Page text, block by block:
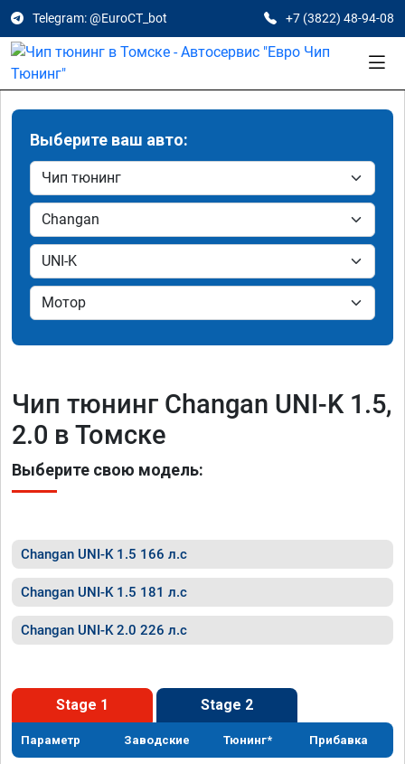
Telegram: @EuroCT_bot +7 (3822) 48-94-08
Выберите ваш авто:
Чип тюнинг Changan UNI-K 1.5,
2.0 в Томске
Выберите свою модель:
Changan UNI-K 1.5 166 л.с
Changan UNI-K 1.5 181 л.с
Changan UNI-K 2.0 226 л.с
Stage 1 Stage 2
Параметр Заводские Тюнинг* Прибавка